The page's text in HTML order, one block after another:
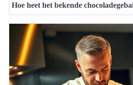
Hoe heet het bekende